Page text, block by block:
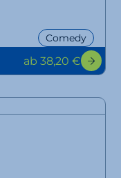
Comedy
ab 38,20 €